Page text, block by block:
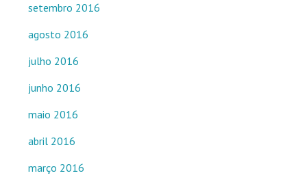
setembro 2016
agosto 2016
julho 2016
junho 2016
maio 2016
abril 2016
março 2016